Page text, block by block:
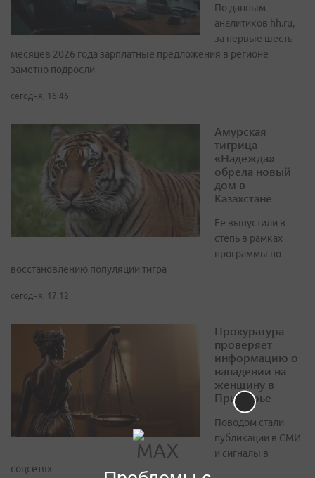
По данным
аналитиков hh.ru,
за первые шесть
месяцев 2026 года зарплатные предложения в регионе
заметно подросли
сегодня, 16:46
Амурская
тигрица
«Надежда»
обрела новый
дом в
Казахстане
Ее выпустили в
степь в рамках
программы по
восстановлению популяции тигра
сегодня, 17:12
Прокуратура
проверяет
информацию о
нападении на
женщину в
Приморье
Поводом стали
публикации в СМИ
и сигналы в
соцсетях